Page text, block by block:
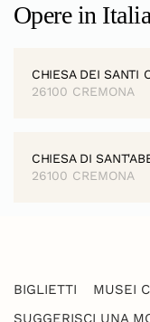
Opere in
CHIESA DEI SANTI
26100 CREMONA
CHIESA DI
26100 CREMONA
BIGLIETTI MUSEI
SUGGERISCI UNA